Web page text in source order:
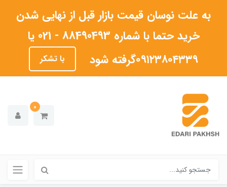
به علت نوسان قیمت بازار قبل از نهایی شدن
خرید حتما با شماره 88490493 - 021 یا
۰۹۱۲۳۸۰۴۳۳۹گرفته شود
با تشکر
0